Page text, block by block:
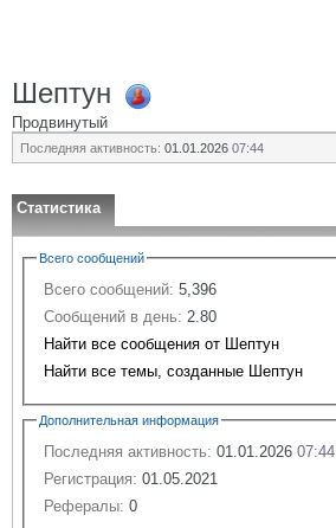
Шептун
Продвинутый
Последняя активность: 01.01.2026 07:44
Статистика
Всего сообщений
Всего сообщений: 5,396
Сообщений в день: 2.80
Найти все сообщения от Шептун
Найти все темы, созданные Шептун
Дополнительная информация
Последняя активность: 01.01.2026 07:44
Регистрация: 01.05.2021
Рефералы: 0